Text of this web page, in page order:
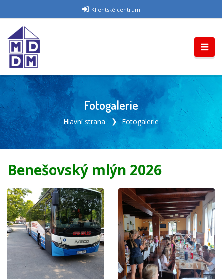
Klientské centrum
Fotogalerie
Hlavní strana Fotogalerie
Benešovský mlýn 2026